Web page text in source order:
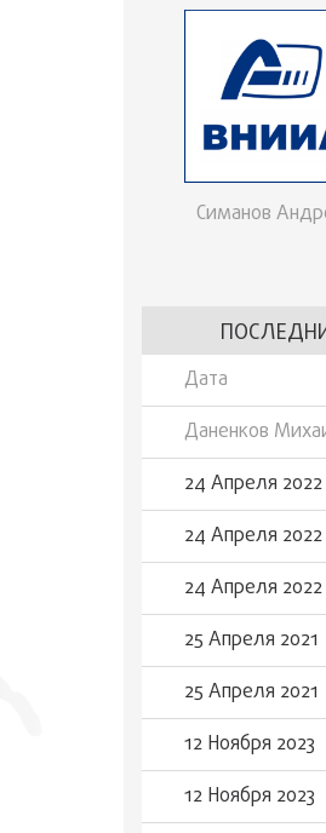
Симанов
Дата
Даненков
24 Апреля 2022
24 Апреля 2022
24 Апреля 2022
25 Апреля 2021
25 Апреля 2021
12 Ноября 2023
12 Ноября 2023